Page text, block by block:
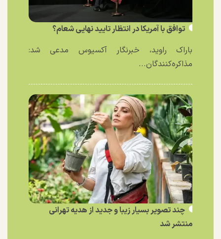
توافق با آمریکا در انتظار تایید نهایی شعام؟
باراک راوید، خبرنگار آکسیوس مدعی شد:
مذاکره‌کنندگان...
چند تصویر بسیار زیبا و جدید از هدیه تهرانی
منتشر شد